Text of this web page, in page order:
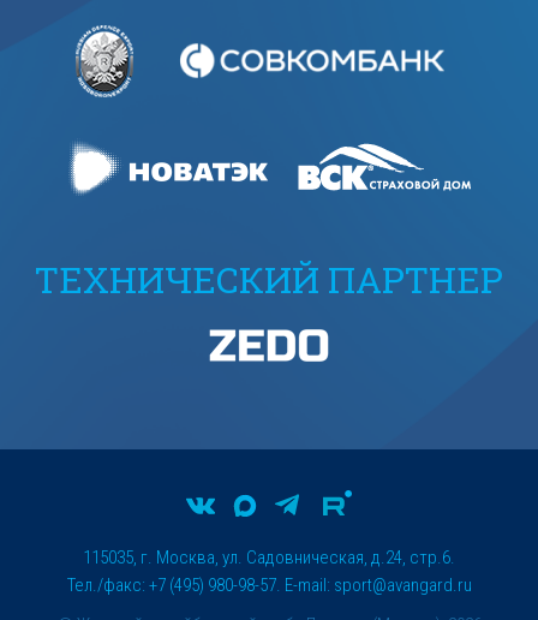
ТЕХНИЧЕСКИЙ ПАРТНЕР
115035, г. Москва, ул. Садовническая, д.24, стр.6.
Тел./факс: +7 (495) 980-98-57. E-mail: sport@avangard.ru